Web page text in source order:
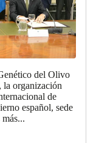
del Olivo
organización
de
español, sede